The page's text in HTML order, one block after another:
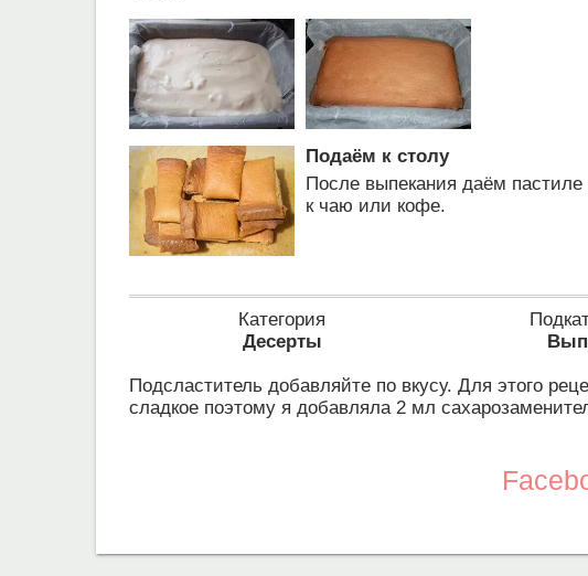
Подаём к столу
После выпекания даём пастиле
к чаю или кофе.
Категория
Десерты
Подсластитель добавляйте по вкусу. Для этого
сладкое поэтому я добавляла 2 мл